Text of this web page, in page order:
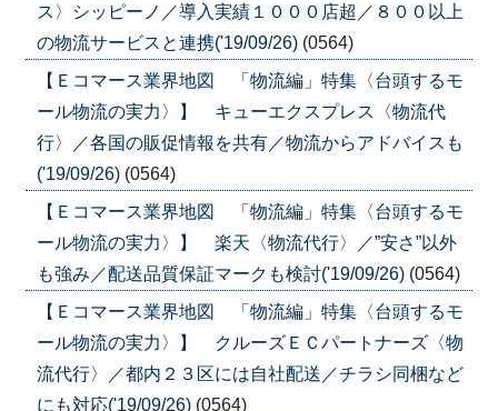
ス〉シッピーノ／導入実績１０００店超／８００以上
の物流サービスと連携('19/09/26) (0564)
【Ｅコマース業界地図 「物流編」特集〈台頭するモ
ール物流の実力〉】 キューエクスプレス〈物流代
行〉／各国の販促情報を共有／物流からアドバイスも
('19/09/26) (0564)
【Ｅコマース業界地図 「物流編」特集〈台頭するモ
ール物流の実力〉】 楽天〈物流代行〉／”安さ”以外
も強み／配送品質保証マークも検討('19/09/26) (0564)
【Ｅコマース業界地図 「物流編」特集〈台頭するモ
ール物流の実力〉】 クルーズＥＣパートナーズ〈物
流代行〉／都内２３区には自社配送／チラシ同梱など
にも対応('19/09/26) (0564)